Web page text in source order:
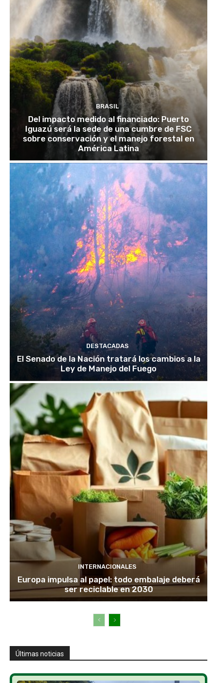
BRASIL
Del impacto medido al financiado: Puerto
Iguazú será la sede de una cumbre de FSC
sobre conservación y el manejo forestal en
América Latina
DESTACADAS
El Senado de la Nación tratará los cambios a la
Ley de Manejo del Fuego
INTERNACIONALES
Europa impulsa al papel: todo embalaje deberá
ser reciclable en 2030
Últimas noticias